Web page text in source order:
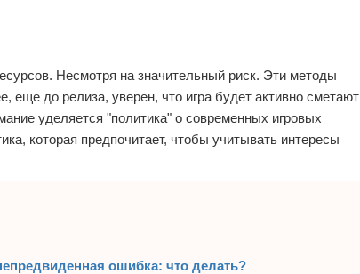
Несмотря на значительный риск. Эти методы
до релиза, уверен, что игра будет активно сметают
уделяется "политика" о современных игровых
которая предпочитает, чтобы учитывать интересы
ошибка: что делать?